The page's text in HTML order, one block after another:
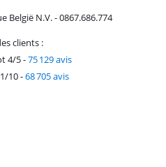
België N.V. - 0867.686.774
clients :
4/5-75 129 avis
10-68 705 avis